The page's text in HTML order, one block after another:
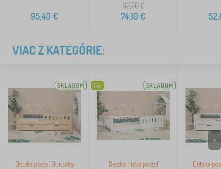
95,40 €
82,70€
74,10 €
VIAC Z KATEGÓRIE:
SKLADOM
Detská posteľ Ourbaby
Tip SKLADOM
Detská nízka posteľ
Detská
>